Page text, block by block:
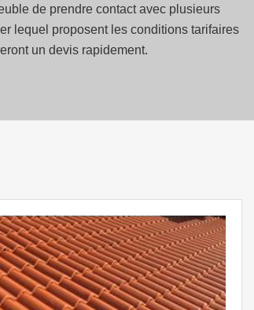
de prendre contact avec plusieurs
lequel proposent les conditions tarifaires
un devis rapidement.